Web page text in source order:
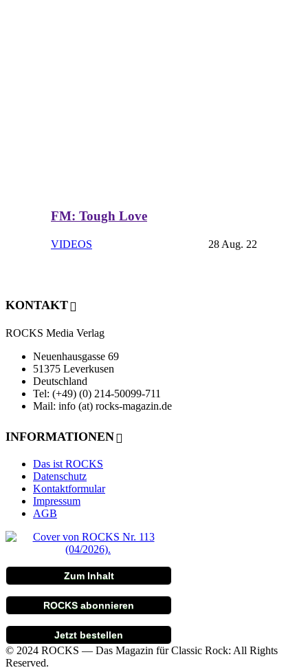
FM: Tough Love
VIDEOS 28 Aug. 22
KONTAKT
ROCKS Media Verlag
Neuenhausgasse 69
51375 Leverkusen
Deutschland
Tel: (+49) (0) 214-50099-711
Mail: info (at) rocks-magazin.de
INFORMATIONEN
Das ist ROCKS
Datenschutz
Kontaktformular
Impressum
AGB
Zum Inhalt
ROCKS abonnieren
Jetzt bestellen
© 2024 ROCKS — Das Magazin für Classic Rock: All Rights
Reserved.